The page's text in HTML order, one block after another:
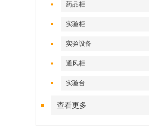
药品柜
实验柜
实验设备
通风柜
实验台
查看更多